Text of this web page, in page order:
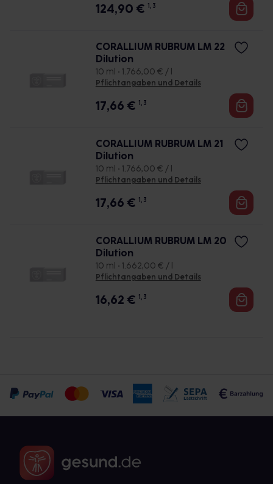
124,90 € 1, 3
CORALLIUM RUBRUM LM 22
Dilution
10 ml • 1.766,00 € / l
Pflichtangaben und Details
17,66 € 1, 3
CORALLIUM RUBRUM LM 21
Dilution
10 ml • 1.766,00 € / l
Pflichtangaben und Details
17,66 € 1, 3
CORALLIUM RUBRUM LM 20
Dilution
10 ml • 1.662,00 € / l
Pflichtangaben und Details
16,62 € 1, 3